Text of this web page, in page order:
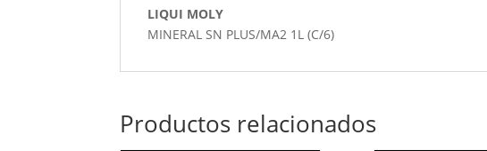
LIQUI MOLY
MINERAL SN PLUS/MA2 1L (C/6)
Productos relacionados